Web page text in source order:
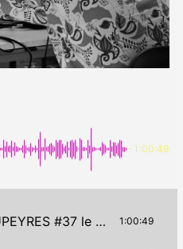
-1:00:49
LA COL DES SUPEYRES #37 le 02/03/2023 1:00:49